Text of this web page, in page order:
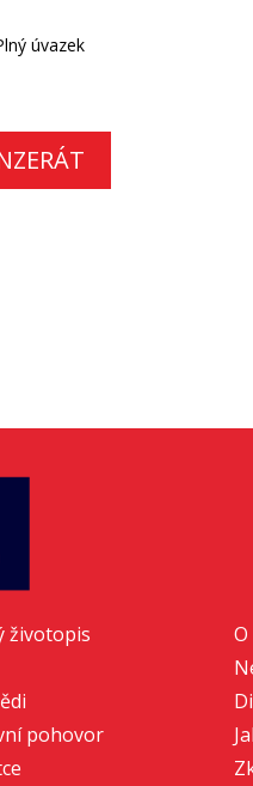
úvazek
životopis
pohovor